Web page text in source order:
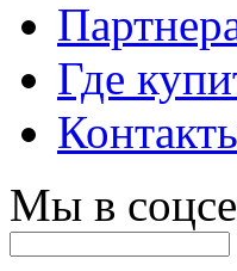
Где
Мы в